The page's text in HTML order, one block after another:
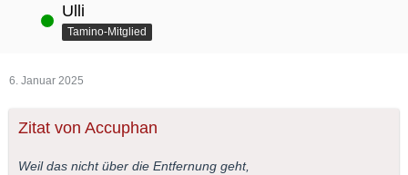
Online Ulli
Tamino-Mitglied
6. Januar 2025
Zitat von Accuphan
Weil das nicht über die Entfernung geht,